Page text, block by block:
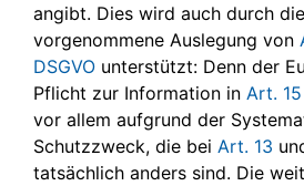
angibt. Dies wird auch durch
vorgenommene Auslegung von
DSGVO unterstützt: Denn der
Pflicht zur Information in Art.
vor allem aufgrund der
Schutzzweck, die bei Art. 13
tatsächlich anders sind. Die